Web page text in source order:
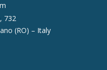
732
(RO) – Italy